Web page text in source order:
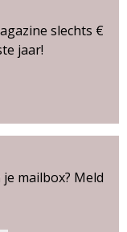
slechts €
jaar!
mailbox? Meld